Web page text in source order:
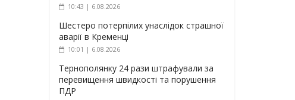
10:43 | 6.08.2026
Шестеро потерпілих унаслідок страшної
аварії в Кременці
10:01 | 6.08.2026
Тернополянку 24 рази штрафували за
перевищення швидкості та порушення
ПДР